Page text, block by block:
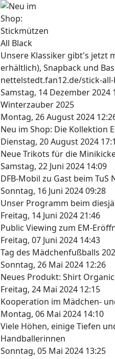
Unsere Klassiker gibt's jetzt
erhältlich), Snapback und
nettelstedt.fan12.de/stick-
Samstag, 14 Dezember 2024
Winterzauber 2025
Montag, 26 August 2024
Neu im Shop: Die Kollektion
Dienstag, 20 August 2024
Neue Trikots für die
Samstag, 22 Juni 2024 14:09
DFB-Mobil zu Gast beim TuS
Sonntag, 16 Juni 2024 09:28
Unser Programm beim
Freitag, 14 Juni 2024 21:46
Public Viewing zum EM-
Freitag, 07 Juni 2024 14:43
Tag des Mädchenfußballs
Sonntag, 26 Mai 2024 12:26
Neues Produkt: Shirt
Freitag, 24 Mai 2024 12:15
Kooperation im Mädchen-
Montag, 06 Mai 2024 14:10
Viele Höhen, einige Tiefen
Handballerinnen
Sonntag, 05 Mai 2024 13:25